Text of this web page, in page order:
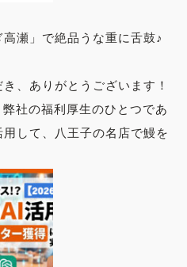
瀬」で絶品うな重に舌鼓♪
、ありがとうございます！
社の福利厚生のひとつであ
して、八王子の名店で鰻を